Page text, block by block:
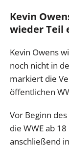
Kevin
wieder Teil
Kevin Owens
noch nicht in
markiert die
öffentlichen
Vor Beginn
die WWE ab
anschließend